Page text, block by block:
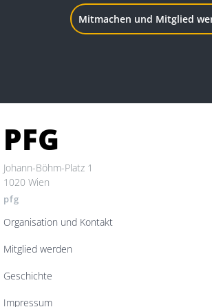
Mitmachen und Mitglied
PFG
Johann-Böhm-Platz 1
1020 Wien
pfg
Organisation und Kontakt
Mitglied werden
Geschichte
Impressum